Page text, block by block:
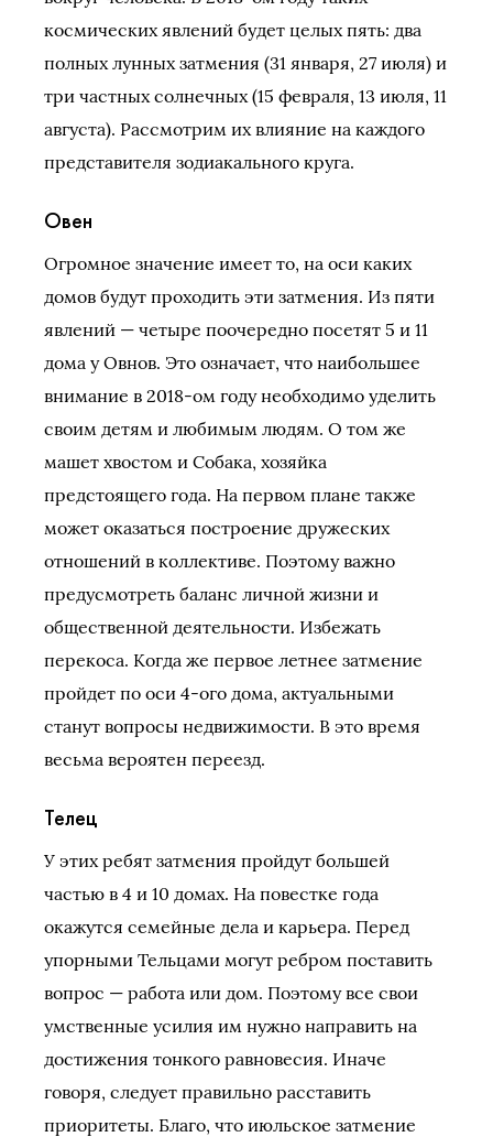
космических явлений будет целых пять: два
полных лунных затмения (31 января, 27 июля) и
три частных солнечных (15 февраля, 13 июля, 11
августа). Рассмотрим их влияние на каждого
представителя зодиакального круга.
Овен
Огромное значение имеет то, на оси каких
домов будут проходить эти затмения. Из пяти
явлений — четыре поочередно посетят 5 и 11
дома у Овнов. Это означает, что наибольшее
внимание в 2018-ом году необходимо уделить
своим детям и любимым людям. О том же
машет хвостом и Собака, хозяйка
предстоящего года. На первом плане также
может оказаться построение дружеских
отношений в коллективе. Поэтому важно
предусмотреть баланс личной жизни и
общественной деятельности. Избежать
перекоса. Когда же первое летнее затмение
пройдет по оси 4-ого дома, актуальными
станут вопросы недвижимости. В это время
весьма вероятен переезд.
Телец
У этих ребят затмения пройдут большей
частью в 4 и 10 домах. На повестке года
окажутся семейные дела и карьера. Перед
упорными Тельцами могут ребром поставить
вопрос — работа или дом. Поэтому все свои
умственные усилия им нужно направить на
достижения тонкого равновесия. Иначе
говоря, следует правильно расставить
приоритеты. Благо, что июльское затмение